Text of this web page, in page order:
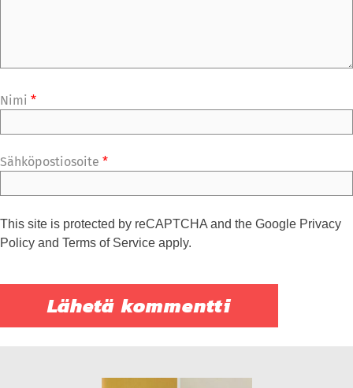
Nimi *
Sähköpostiosoite *
This site is protected by reCAPTCHA and the Google Privacy
Policy and Terms of Service apply.